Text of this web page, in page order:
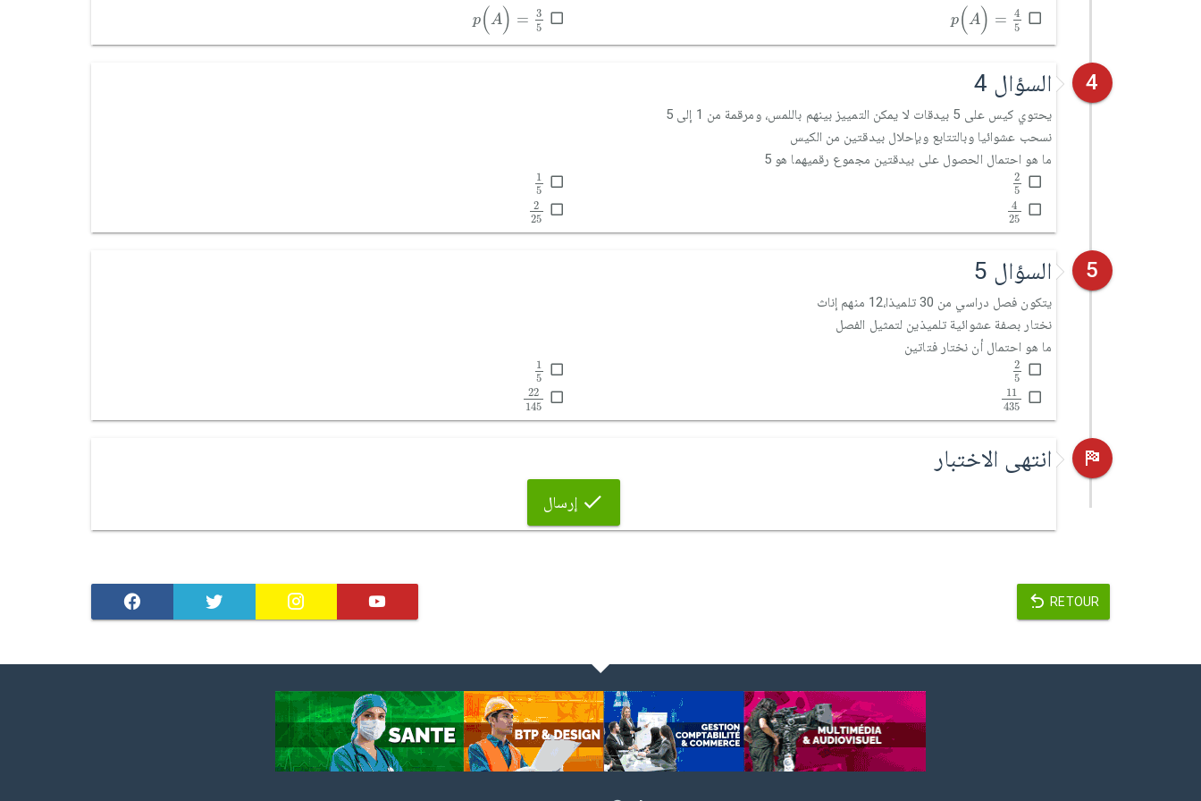
p(A) =
3
5
(A =
p(A) =
4
5
(A =
4 السؤال 4
يحتوي كيس على 5 بيدقات لا يمكن التمييز بينهم باللمس، ومرقمة من 1 إلى 5
نسحب عشوائيا وبالتتابع وبإحلال بيدقتين من الكيس
ما هو احتمال الحصول على بيدقتين مجموع رقميهما هو 5
1
5
1 5
2
5
2 5
2
25
225
4
25
425
5 السؤال 5
يتكون فصل دراسي من 30 تلميذا،12 منهم إناث
نختار بصفة عشوائية تلميذين لتمثيل الفصل
ما هو احتمال أن نختار فتاتين
1
5
1 5
2
5
2 5
22
145
22145
11
435
11435
انتهى الاختبار
إرسال
RETOUR